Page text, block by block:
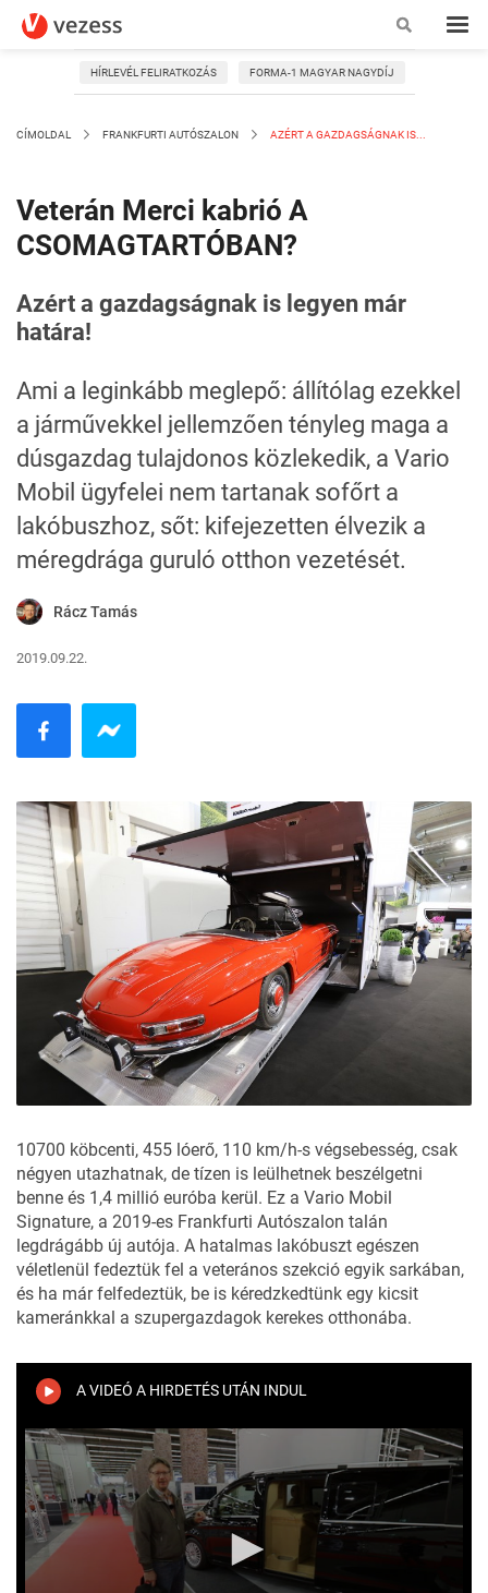
HÍRLEVÉL FELIRATKOZÁS FORMA-1 MAGYAR NAGYDÍJ
CÍMOLDAL FRANKFURTI AUTÓSZALON AZÉRT A GAZDAGSÁGNAK IS...
Veterán Merci kabrió A
CSOMAGTARTÓBAN?
Azért a gazdagságnak is legyen már
határa!
Ami a leginkább meglepő: állítólag ezekkel
a járművekkel jellemzően tényleg maga a
dúsgazdag tulajdonos közlekedik, a Vario
Mobil ügyfelei nem tartanak sofőrt a
lakóbuszhoz, sőt: kifejezetten élvezik a
méregdrága guruló otthon vezetését.
Rácz Tamás
2019.09.22.
10700 köbcenti, 455 lóerő, 110 km/h-s végsebesség, csak
négyen utazhatnak, de tízen is leülhetnek beszélgetni
benne és 1,4 millió euróba kerül. Ez a Vario Mobil
Signature, a 2019-es Frankfurti Autószalon talán
legdrágább új autója. A hatalmas lakóbuszt egészen
véletlenül fedeztük fel a veterános szekció egyik sarkában,
és ha már felfedeztük, be is kéredzkedtünk egy kicsit
kameránkkal a szupergazdagok kerekes otthonába.
A VIDEÓ A HIRDETÉS UTÁN INDUL